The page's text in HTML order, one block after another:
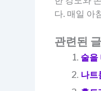
다. 매일 아
관련된
술을
나트